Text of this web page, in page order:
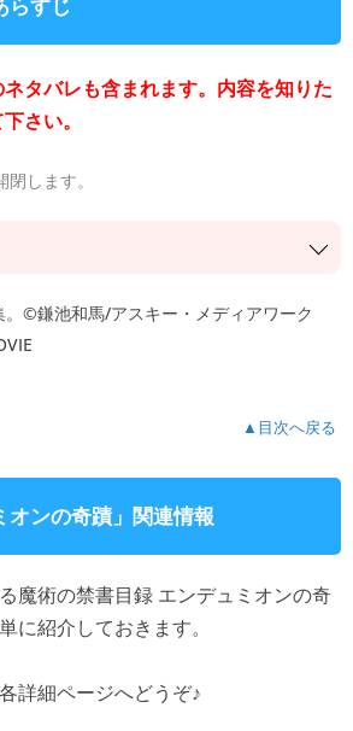
タバレも含まれます。内容を知りた
さい。
します。
。©鎌池和馬/アスキー・メディアワーク
▲目次へ戻る
オンの奇蹟」関連情報
魔術の禁書目録 エンデュミオンの奇
に紹介しておきます。
詳細ページへどうぞ♪